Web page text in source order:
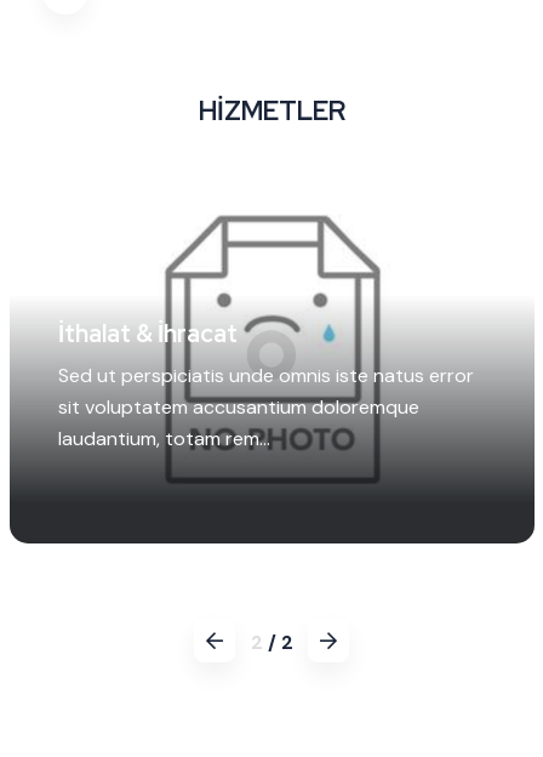
HIZMETLER
İthalat & İhracat
Sed ut perspiciatis unde omnis iste natus error
sit voluptatem accusantium doloremque
laudantium, totam rem...
2 / 2